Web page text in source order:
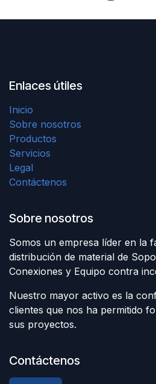
Enlaces útiles
Inicio
Sobre nosotros
Productos
Servicios
Legal
Contáctenos
Sobre nosotros
Somos un empresa líder en la
distribución de material de
Conexiones y Equipo contra
Nuestro mayor activo es la
clientes que nos ha permitido
sus proyectos.
Contáctenos